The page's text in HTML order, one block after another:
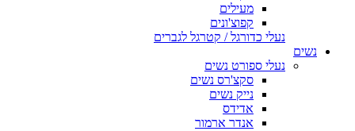
מעילים
קפוצ'ונים
נעלי כדורגל / קטרגל לגברים
נשים
נעלי ספורט נשים
סקצ'רס נשים
נייק נשים
אדידס
אנדר ארמור